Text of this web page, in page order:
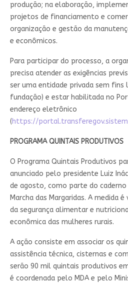
produção; na elaboração,
projetos de financiamento e
organização e gestão da
e econômicos.
Para participar do processo, a
precisa atender as exigências
ser uma entidade privada sem fins
fundação) e estar habilitada no
endereço eletrônico
(https://
PROGRAMA QUINTAIS PRODUTIVOS
O Programa Quintais Produtivos
anunciado pelo presidente Luiz
de agosto, como parte do
Marcha das Margaridas. A medida
da segurança alimentar e
econômica das mulheres rurais.
A ação consiste em associar os
assistência técnica, cisternas e
serão 90 mil quintais produtivos
é coordenada pelo MDA e pelo